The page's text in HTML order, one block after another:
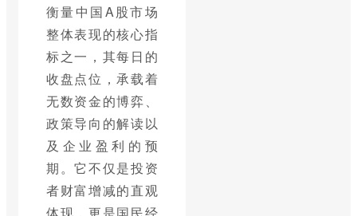
衡量中国A股市场
整体表现的核心指
标之一，其每日的
收盘点位，承载着
无数资金的博弈、
政策导向的解读以
及企业盈利的预
期。它不仅是投资
者财富增减的直观